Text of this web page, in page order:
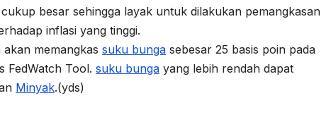
besar sehingga layak untuk dilakukan pemangkasan
inflasi yang tinggi.
memangkas suku bunga sebesar 25 basis poin pada
FedWatch Tool. suku bunga yang lebih rendah dapat
Minyak.(yds)